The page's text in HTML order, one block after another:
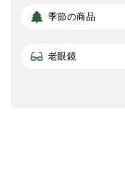
季節の商品
老眼鏡